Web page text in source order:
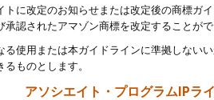
トに改定のお知らせまたは改定後の商標ガ
承認されたアマゾン商標を改定することが
る使用または本ガイドラインに準拠しない
ものとします。
アソシエイト・プログラムIPラ